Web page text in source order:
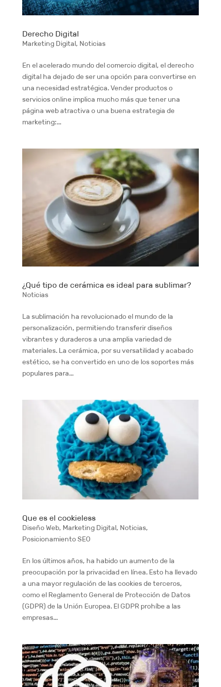
Derecho Digital
Marketing Digital, Noticias
En el acelerado mundo del comercio digital, el derecho
digital ha dejado de ser una opción para convertirse en
una necesidad estratégica. Vender productos o
servicios online implica mucho más que tener una
página web atractiva o una buena estrategia de
marketing:...
¿Qué tipo de cerámica es ideal para sublimar?
Noticias
La sublimación ha revolucionado el mundo de la
personalización, permitiendo transferir diseños
vibrantes y duraderos a una amplia variedad de
materiales. La cerámica, por su versatilidad y acabado
estético, se ha convertido en uno de los soportes más
populares para...
Que es el cookieless
Diseño Web, Marketing Digital, Noticias,
Posicionamiento SEO
En los últimos años, ha habido un aumento de la
preocupación por la privacidad en línea. Esto ha llevado
a una mayor regulación de las cookies de terceros,
como el Reglamento General de Protección de Datos
(GDPR) de la Unión Europea. El GDPR prohíbe a las
empresas...